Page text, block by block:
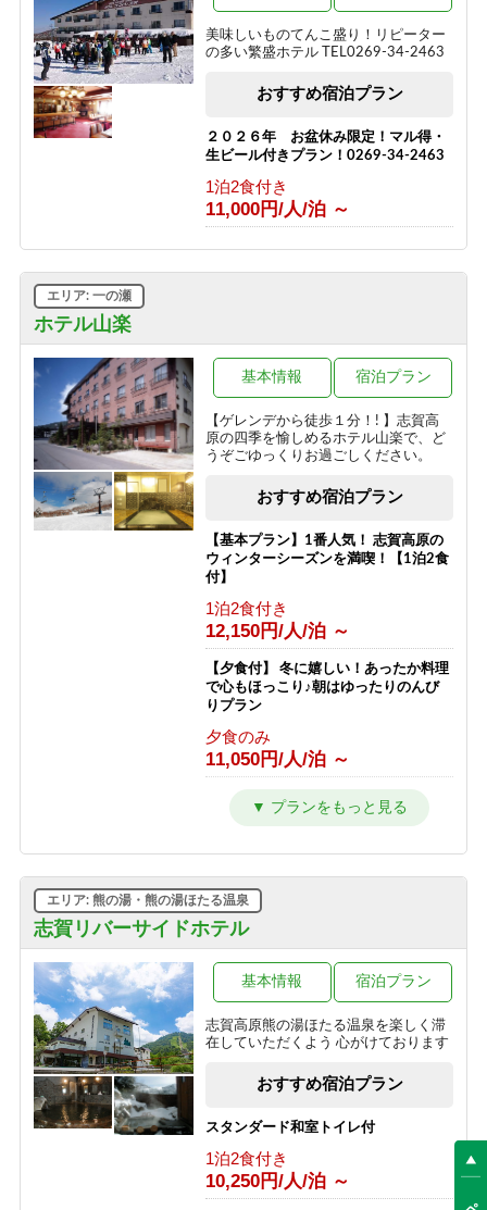
ひすい色の温泉の熊の湯＼1泊2食お試
しプラン～萌葱moegi～／
15,000円/人/泊 ～
「りんごで育った信州牛」だけを使っ
た≪1泊2食最高級肉肉プラン≫（連泊
1泊2食付き
24,290円/人/泊 ～
16,000円/人/泊 ～
信州の恵み！旨味たっぷりきのこ料理
《熊の湯信州茸づくしプラン》
1泊2食付き
16,000円/人/泊 ～
アメニティが付かないけどお得に泊ま
1泊2食付き
16,200円/人/泊 ～
1日1組限定＼ロイヤルルーム／４つの
特典付き特別室プラン
1泊2食付き
30,200円/人/泊 ～
より1,000円OFF♪＜お日にち限定＞
1泊2食付き
1泊2食付き
16,700円/人/泊 ～
＼＼一人旅に★／／贅沢♪10畳和室を
ひとり占め！おひとり様でゆったりプ
20,900円/人/泊 ～
moegi～より1000円OFF！
1泊2食付き
14,000円/人/泊 ～
選べる！地酒三種飲みくらべ【利き酒
セット付き】1泊2食プラン
美味しいものてんこ盛り！リピーター
の多い繁盛ホテル TEL0269-34-2463
おすすめ宿泊プラン
２０２６年 お盆休み限定！マル得・
生ビール付きプラン！0269-34-2463
1泊2食付き
11,000円/人/泊 ～
ホテル山楽
エリア: 一の瀬
【ゲレンデから徒歩１分！! 】志賀高
原の四季を愉しめるホテル山楽で、ど
うぞごゆっくりお過ごしください。
基本情報 宿泊プラン
おすすめ宿泊プラン
【基本プラン】1番人気！ 志賀高原の
ウィンターシーズンを満喫！【1泊2食
付】
1泊2食付き
12,150円/人/泊 ～
【夕食付】 冬に嬉しい！あったか料理
で心もほっこり♪朝はゆったりのんび
りプラン
夕食のみ
11,050円/人/泊 ～
【朝食付】 冬を満喫！のんびり到着24
時までOK・和朝食で元気に出発！
【素泊】深夜到着OK！寒い冬は志賀
高原唯一の人工温泉で温まる・リーズ
素泊まり
8,850円/人/泊 ～
【基本プラン】 志賀高原のグリーンシ
ーズンを満喫♪1番人気！旬を味わうプ
11,000円/人/泊 ～
【夕食付】 朝寝坊OK♪おいしい夕食
付・夏の志賀高原で朝はゆったりのん
びりプラン
志賀リバーサイドホテル
エリア: 熊の湯・熊の湯ほたる温泉
志賀高原熊の湯ほたる温泉を楽しく滞
在していただくよう 心がけております
基本情報 宿泊プラン
おすすめ宿泊プラン
スタンダード和室トイレ付
1泊2食付き
10,250円/人/泊 ～